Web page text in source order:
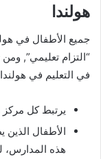
هولندا
جميع الأطفال في
“التزام تعليمي”,
في التعليم في
يرتبط كل مركز
الأطفال الذين
هذه المدارس،